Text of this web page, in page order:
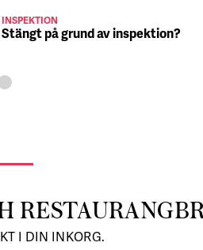
INSPEKTION
Stängt på grund av inspektion?
I DIN INKORG.